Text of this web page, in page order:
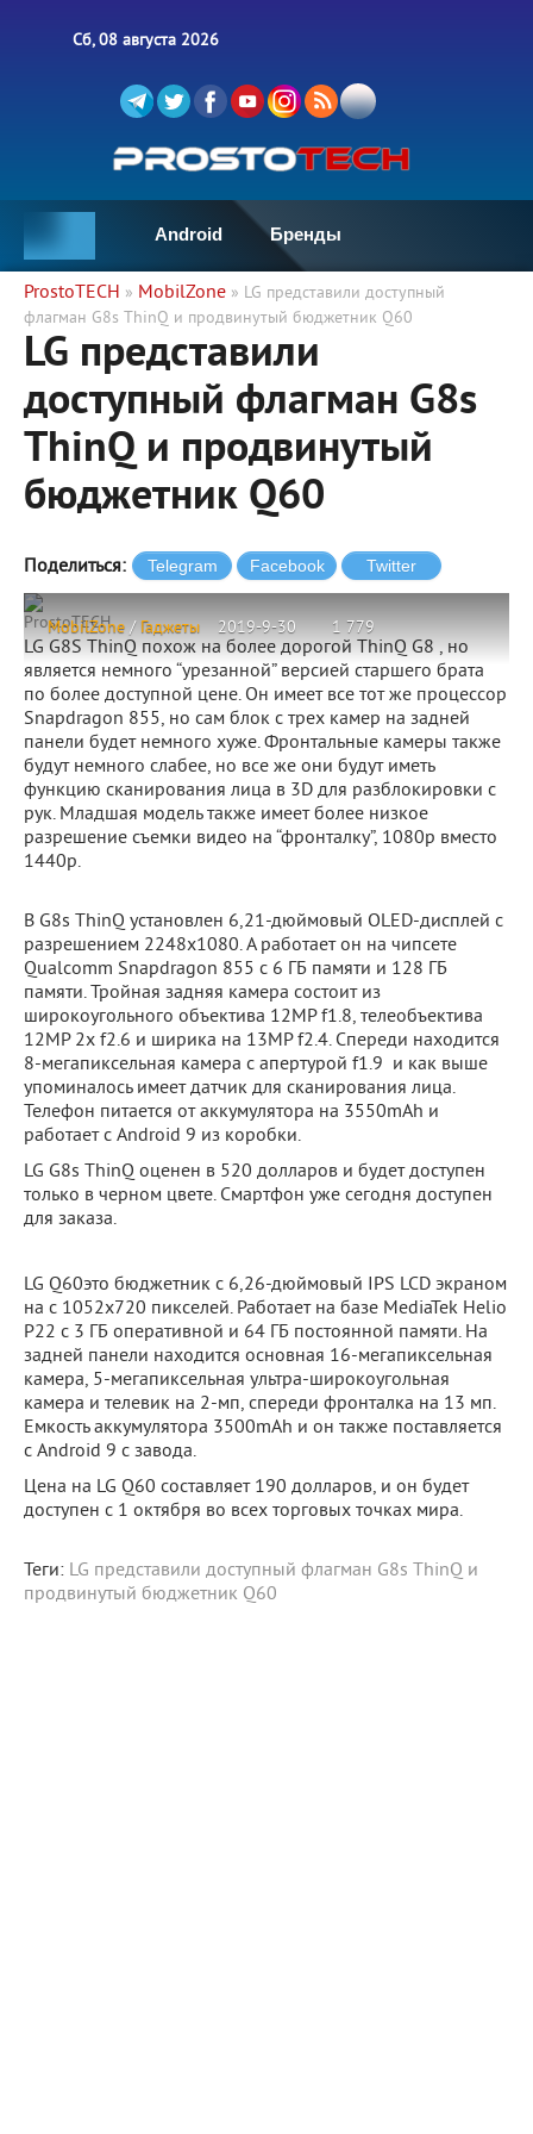
Сб, 08 августа 2026
Android Бренды
ProstoTECH » MobilZone » LG представили доступный
флагман G8s ThinQ и продвинутый бюджетник Q60
LG представили
доступный флагман G8s
ThinQ и продвинутый
бюджетник Q60
Поделиться:
MobilZone / Гаджеты 2019-9-30 1 779
ProstoTECH
LG G8S ThinQ похож на более дорогой ThinQ G8 , но
является немного “урезанной” версией старшего брата
по более доступной цене. Он имеет все тот же процессор
Snapdragon 855, но сам блок с трех камер на задней
панели будет немного хуже. Фронтальные камеры также
будут немного слабее, но все же они будут иметь
функцию сканирования лица в 3D для разблокировки с
рук. Младшая модель также имеет более низкое
разрешение съемки видео на “фронталку”, 1080p вместо
1440p.
В G8s ThinQ установлен 6,21-дюймовый OLED-дисплей с
разрешением 2248x1080. А работает он на чипсете
Qualcomm Snapdragon 855 с 6 ГБ памяти и 128 ГБ
памяти. Тройная задняя камера состоит из
широкоугольного объектива 12MP f1.8, телеобъектива
12MP 2x f2.6 и ширика на 13MP f2.4. Спереди находится
8-мегапиксельная камера с апертурой f1.9 и как выше
упоминалось имеет датчик для сканирования лица.
Телефон питается от аккумулятора на 3550mAh и
работает с Android 9 из коробки.
LG G8s ThinQ оценен в 520 долларов и будет доступен
только в черном цвете. Смартфон уже сегодня доступен
для заказа.
LG Q60это бюджетник с 6,26-дюймовый IPS LCD экраном
на с 1052x720 пикселей. Работает на базе MediaTek Helio
P22 с 3 ГБ оперативной и 64 ГБ постоянной памяти. На
задней панели находится основная 16-мегапиксельная
камера, 5-мегапиксельная ультра-широкоугольная
камера и телевик на 2-мп, спереди фронталка на 13 мп.
Емкость аккумулятора 3500mAh и он также поставляется
с Android 9 с завода.
Цена на LG Q60 составляет 190 долларов, и он будет
доступен с 1 октября во всех торговых точках мира.
Теги: LG представили доступный флагман G8s ThinQ и
продвинутый бюджетник Q60